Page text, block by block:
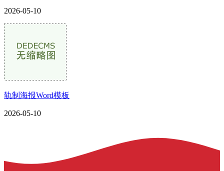
2026-05-10
轨制海报Word模板
2026-05-10